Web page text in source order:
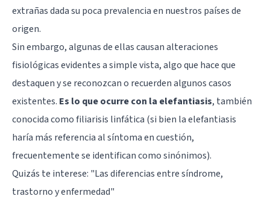
extrañas dada su poca prevalencia en nuestros países de
origen.
Sin embargo, algunas de ellas causan alteraciones
fisiológicas evidentes a simple vista, algo que hace que
destaquen y se reconozcan o recuerden algunos casos
existentes. Es lo que ocurre con la elefantiasis, también
conocida como filiarisis linfática (si bien la elefantiasis
haría más referencia al síntoma en cuestión,
frecuentemente se identifican como sinónimos).
Quizás te interese: "​Las diferencias entre síndrome,
trastorno y enfermedad"